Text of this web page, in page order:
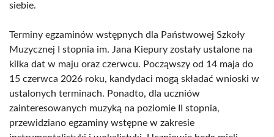
siebie.
Terminy egzaminów wstępnych dla Państwowej Szkoły
Muzycznej I stopnia im. Jana Kiepury zostały ustalone na
kilka dat w maju oraz czerwcu. Począwszy od 14 maja do
15 czerwca 2026 roku, kandydaci mogą składać wnioski w
ustalonych terminach. Ponadto, dla uczniów
zainteresowanych muzyką na poziomie II stopnia,
przewidziano egzaminy wstępne w zakresie